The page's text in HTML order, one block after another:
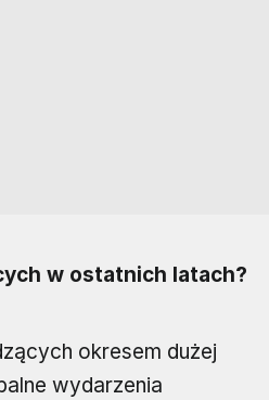
w ostatnich latach?
okresem dużej
wydarzenia